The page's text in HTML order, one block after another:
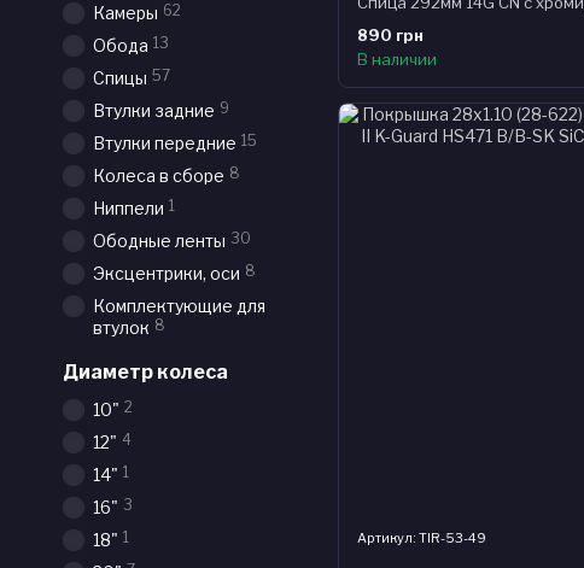
890 грн
В наличии
Артикул: TIR-53-49
Камеры 62
Обода 13
Спицы 57
Втулки задние 9
Втулки передние 15
Колеса в сборе 8
Ниппели 1
Ободные ленты 30
Эксцентрики, оси 8
Комплектующие для
втулок 8
Диаметр колеса
10" 2
12" 4
14" 1
16" 3
18" 1